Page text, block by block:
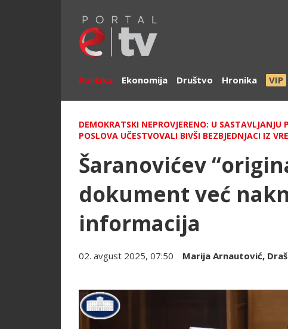
Politika Ekonomija Društvo Hronika VIP
DEMOKRATSKI NEPROVJERENO: U
POSLOVA UČESTVOVALI BIVŠI BEZBJEDNJACI IZ
Šaranovićev
dokument već
informacija
02. avgust 2025, 07:50 Marija Arnautović,